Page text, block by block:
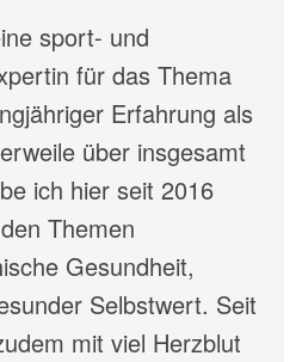
sport- und
für das Thema
Erfahrung als
über insgesamt
ich hier seit 2016
Themen
Gesundheit,
Selbstwert. Seit
mit viel Herzblut